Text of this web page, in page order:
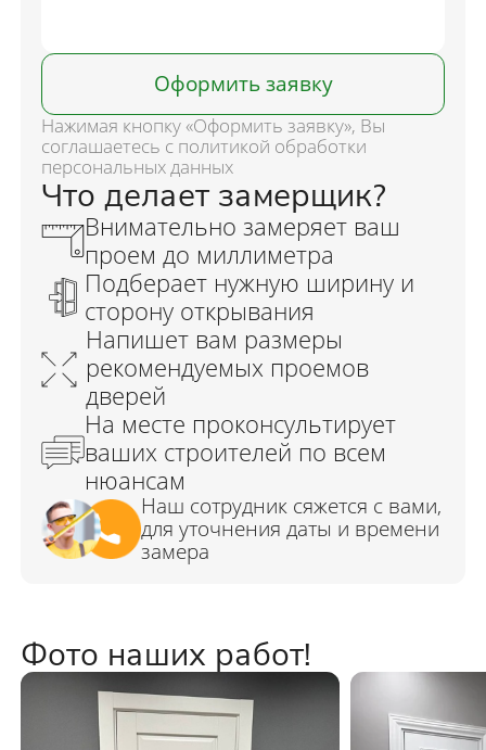
Оформить заявку
Нажимая кнопку «Оформить заявку», Вы
соглашаетесь с политикой обработки
персональных данных
Фото наших работ!